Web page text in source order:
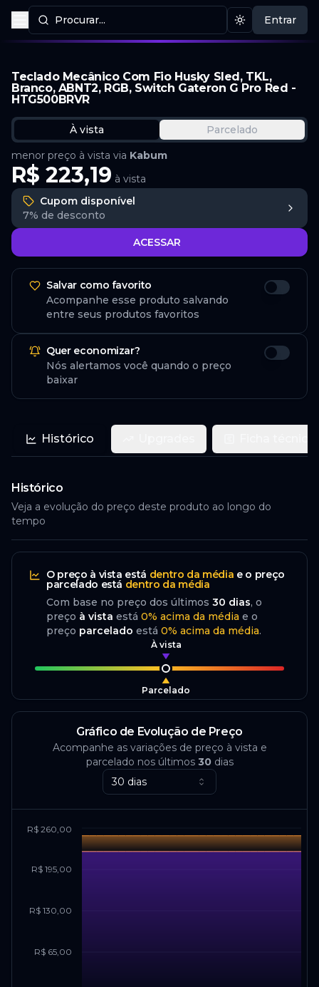
Procurar...
Procurar produtos Mudar tema
Entrar
Teclado Mecânico Com Fio Husky Sled, TKL,
Branco, ABNT2, RGB, Switch Gateron G Pro Red -
HTG500BRVR
À vista
Parcelado
menor preço à vista via Kabum
R$ 223,19 à vista
Cupom disponível
7% de desconto
ACESSAR
Salvar como favorito
Acompanhe esse produto salvando
entre seus produtos favoritos
Quer economizar?
Nós alertamos você quando o preço
baixar
Histórico
Histórico
Veja a evolução do preço deste produto ao longo do
tempo
O preço à vista está dentro da média e o preço
parcelado está dentro da média
Com base no preço dos últimos 30 dias, o
preço à vista está 0% acima da média e o
preço parcelado está 0% acima da média.
À vista
Parcelado
Gráfico de Evolução de Preço
Acompanhe as variações de preço à vista e
parcelado nos últimos 30dias
30 dias
R$ 65,00
R$ 130,00
R$ 195,00
R$ 260,00